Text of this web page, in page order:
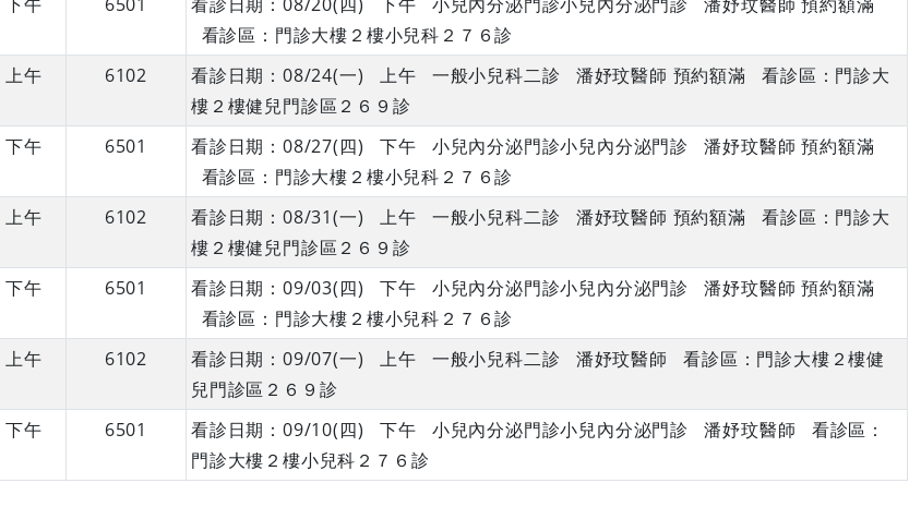
看診區：門診大樓２樓小兒科２７６診
上午 6102
看診日期：08/24(一) 上午 一般小兒科二診 潘妤玟醫師 預約額滿 看診區：門診大
樓２樓健兒門診區２６９診
下午 6501
看診日期：08/27(四) 下午 小兒內分泌門診小兒內分泌門診 潘妤玟醫師 預約額滿
看診區：門診大樓２樓小兒科２７６診
上午 6102
看診日期：08/31(一) 上午 一般小兒科二診 潘妤玟醫師 預約額滿 看診區：門診大
樓２樓健兒門診區２６９診
下午 6501
看診日期：09/03(四) 下午 小兒內分泌門診小兒內分泌門診 潘妤玟醫師 預約額滿
看診區：門診大樓２樓小兒科２７６診
上午 6102
看診日期：09/07(一) 上午 一般小兒科二診 潘妤玟醫師 看診區：門診大樓２樓健
兒門診區２６９診
下午 6501
看診日期：09/10(四) 下午 小兒內分泌門診小兒內分泌門診 潘妤玟醫師 看診區：
門診大樓２樓小兒科２７６診